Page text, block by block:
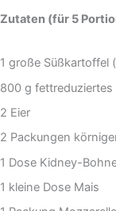
Zutaten (für 5
1 große Süßkartoffel
800 g fettreduziertes
2 Eier
2 Packungen
1 Dose Kidney-
1 kleine Dose Mais